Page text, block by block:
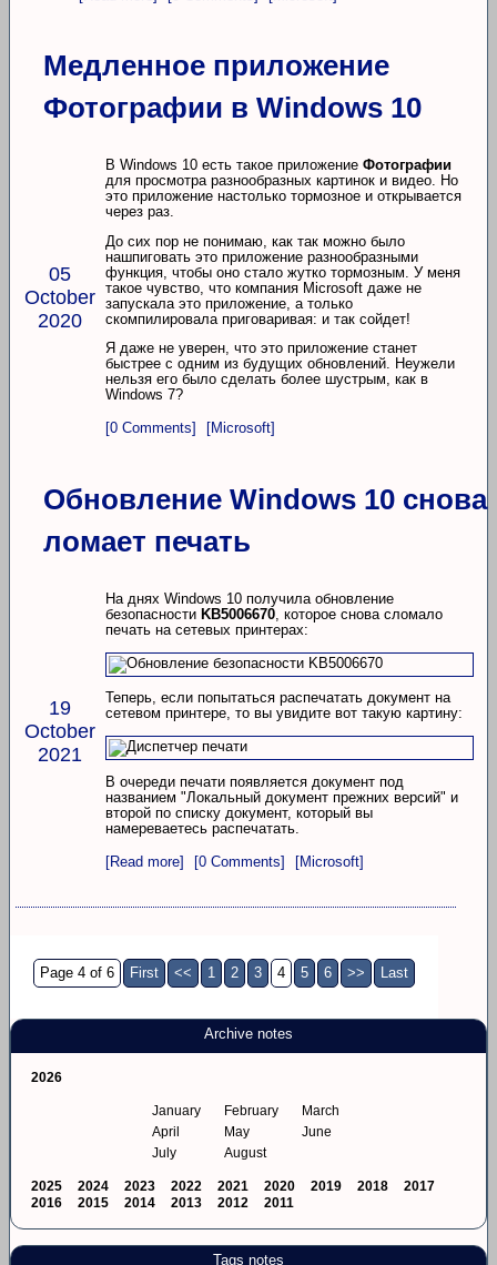
Медленное приложение
Фотографии в Windows 10
05
October
2020
В Windows 10 есть такое приложение Фотографии
для просмотра разнообразных картинок и видео. Но
это приложение настолько тормозное и открывается
через раз.
До сих пор не понимаю, как так можно было
нашпиговать это приложение разнообразными
функция, чтобы оно стало жутко тормозным. У меня
такое чувство, что компания Microsoft даже не
запускала это приложение, а только
скомпилировала приговаривая: и так сойдет!
Я даже не уверен, что это приложение станет
быстрее с одним из будущих обновлений. Неужели
нельзя его было сделать более шустрым, как в
Windows 7?
[0 Comments]
[Microsoft]
Обновление Windows 10 снова
ломает печать
19
October
2021
На днях Windows 10 получила обновление
безопасности KB5006670 , которое снова сломало
печать на сетевых принтерах:
Теперь, если попытаться распечатать документ на
сетевом принтере, то вы увидите вот такую картину:
В очереди печати появляется документ под
названием "Локальный документ прежних версий" и
второй по списку документ, который вы
намереваетесь распечатать.
[Read more]
[0 Comments] [Microsoft]
Page 4 of 6 First << 1 2 3 4 5 6 >> Last
Archive notes
2026
January February
March
April
May
June
July
August
2025 2024 2023 2022 2021 2020 2019 2018
2017
2016
2015 2014 2013 2012 2011
Tags notes